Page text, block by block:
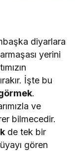
diyarlara
yerini
İşte bu
.
ve
bilmecedir.
de tek bir
gören